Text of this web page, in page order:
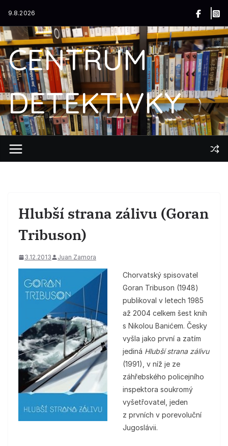
obsah
9.8.2026
CENTRUM
DETEKTIVKY
Hlubší strana zálivu (Goran
Tribuson)
3.12.2013 Juan Zamora
Chorvatský spisovatel
Goran Tribuson (1948)
publikoval v letech 1985
až 2004 celkem šest knih
s Nikolou Banićem. Česky
vyšla jako první a zatím
jediná Hlubší strana zálivu
(1991), v níž je ze
záhřebského policejního
inspektora soukromý
vyšetřovatel, jeden
z prvních v porevoluční
Jugoslávii.